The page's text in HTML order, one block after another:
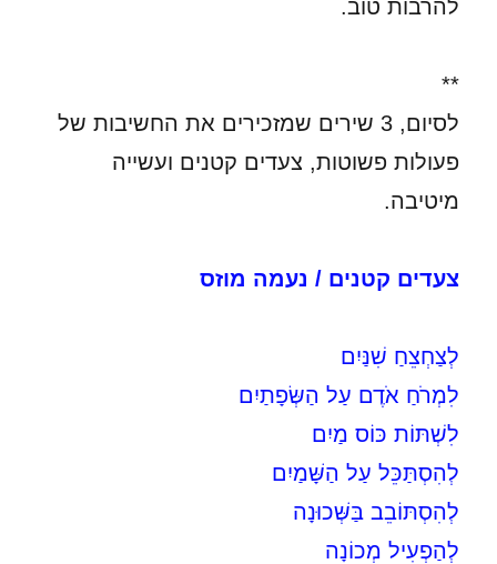
להרבות טוב.
**
לסיום, 3 שירים שמזכירים את החשיבות של
פעולות פשוטות, צעדים קטנים ועשייה
מיטיבה.
צעדים קטנים / נעמה מוזס
לְצַחְצֵחַ שִׁנַּיִם
לִמְרֹחַ אֹדֶם עַל הַשְּׂפָתַיִם
לִשְׁתּוֹת כּוֹס מַיִם
לְהִסְתַּכֵּל עַל הַשָּׁמַיִם
לְהִסְתּוֹבֵב בַּשְּׁכוּנָה
לְהַפְעִיל מְכוֹנָה